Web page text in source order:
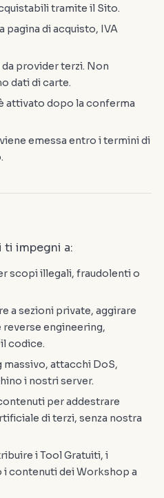
tramite il Sito.
pagina di acquisto, IVA
provider terzi. Non
dati di carte.
attivato dopo la conferma
viene emessa entro i termini di
ti impegni a:
scopi illegali, fraudolenti o
a sezioni private, aggirare
reverse engineering,
codice.
massivo, attacchi DoS,
i nostri server.
per addestrare
di terzi, senza nostra
i Tool Gratuiti, i
i contenuti dei Workshop a